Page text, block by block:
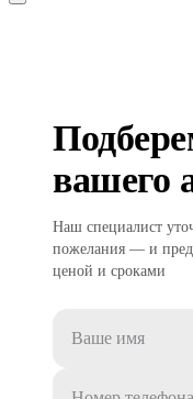
вашего
Наш специалист
пожелания — и
ценой и сроками